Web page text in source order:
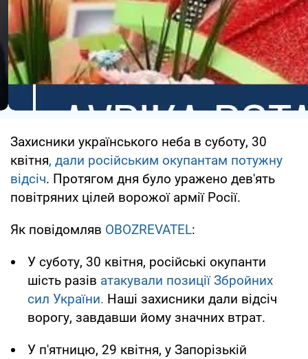
Захисники українського неба в суботу, 30
квітня, дали російським окупантам потужну
відсіч. Протягом дня було уражено дев'ять
повітряних цілей ворожої армії Росії.
Як повідомляв OBOZREVATEL:
У суботу, 30 квітня, російські окупанти
шість разів атакували позиції Збройних
сил України. Наші захисники дали відсіч
ворогу, завдавши йому значних втрат.
У п'ятницю, 29 квітня, у Запорізькій